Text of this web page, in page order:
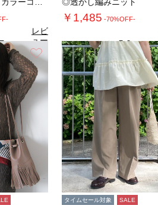
（3）
レビ
ュー
を見
る
￥1,485 -70%OFF-
5.0（1）
お気に入り
タイムセール対象 SALE